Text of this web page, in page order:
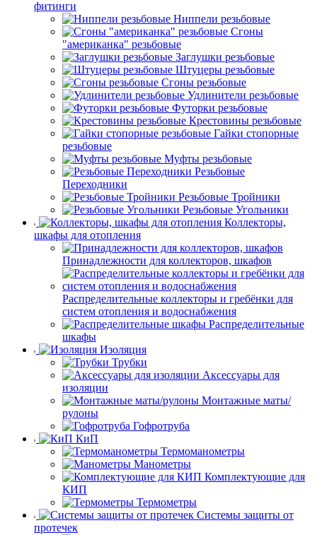
фитинги
Ниппели резьбовые
Сгоны
"американка" резьбовые
Заглушки резьбовые
Штуцеры резьбовые
Сгоны резьбовые
Удлинители резьбовые
Футорки резьбовые
Крестовины резьбовые
Гайки стопорные
резьбовые
Муфты резьбовые
Резьбовые
Переходники
Резьбовые Тройники
Резьбовые Угольники
Коллекторы,
шкафы для отопления
Принадлежности для коллекторов, шкафов
Распределительные коллекторы и гребёнки для
систем отопления и водоснабжения
Распределительные
шкафы
Изоляция
Трубки
Аксессуары для
изоляции
Монтажные маты/
рулоны
Гофротруба
КиП
Термоманометры
Манометры
Комплектующие для
КИП
Термометры
Системы защиты от
протечек